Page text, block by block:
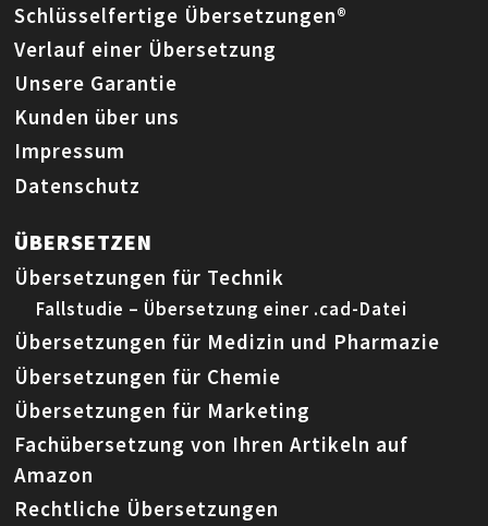
Schlüsselfertige Übersetzungen®
Verlauf einer Übersetzung
Unsere Garantie
Kunden über uns
Impressum
Datenschutz
ÜBERSETZEN
Übersetzungen für Technik
Fallstudie – Übersetzung einer .cad-Datei
Übersetzungen für Medizin und Pharmazie
Übersetzungen für Chemie
Übersetzungen für Marketing
Fachübersetzung von Ihren Artikeln auf
Amazon
Rechtliche Übersetzungen